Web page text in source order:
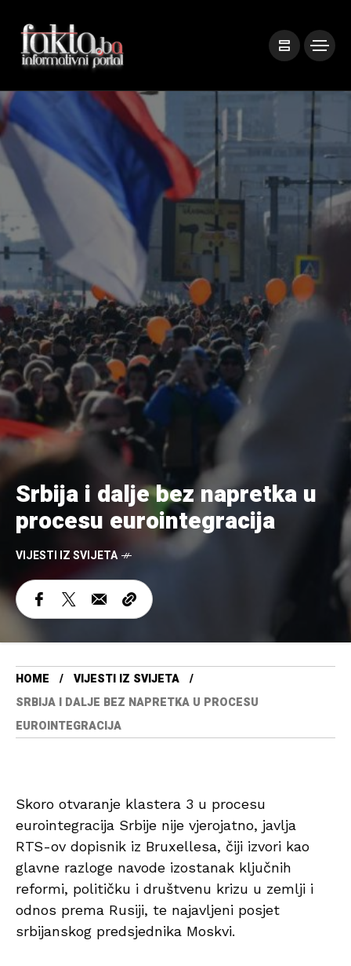
Srbija i dalje bez napretka u
procesu eurointegracija
VIJESTI IZ SVIJETA
HOME
VIJESTI IZ SVIJETA
SRBIJA I DALJE BEZ NAPRETKA U PROCESU
EUROINTEGRACIJA
Skoro otvaranje klastera 3 u procesu
eurointegracija Srbije nije vjerojatno, javlja
RTS-ov dopisnik iz Bruxellesa, čiji izvori kao
glavne razloge navode izostanak ključnih
reformi, političku i društvenu krizu u zemlji i
odnos prema Rusiji, te najavljeni posjet
srbijanskog predsjednika Moskvi.